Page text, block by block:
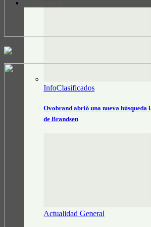
InfoClasificados
Ovobrand abrió una nueva búsqueda
de Brandsen
Actualidad General